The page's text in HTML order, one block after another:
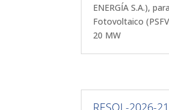
ENERGÍA S.A.),
Fotovoltaico
20 MW
RESOL-2026-